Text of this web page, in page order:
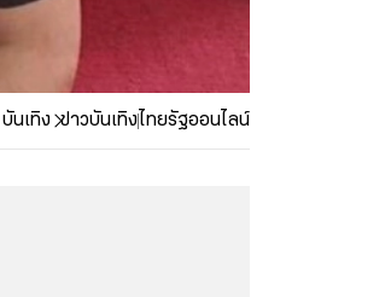
บันเทิง ข่าวบันเทิงไทยรัฐออนไลน์